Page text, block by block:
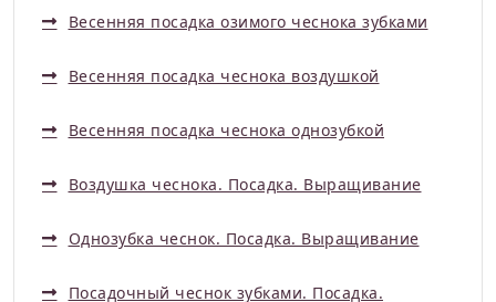
Весенняя посадка озимого чеснока зубками
Весенняя посадка чеснока воздушкой
Весенняя посадка чеснока однозубкой
Воздушка чеснока. Посадка. Выращивание
Однозубка чеснок. Посадка. Выращивание
Посадочный чеснок зубками. Посадка.